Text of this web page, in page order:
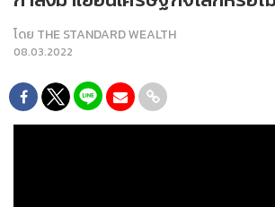
โดย THE STANDARD WEALTH
08.03.2022